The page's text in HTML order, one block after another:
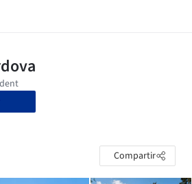
Compartir